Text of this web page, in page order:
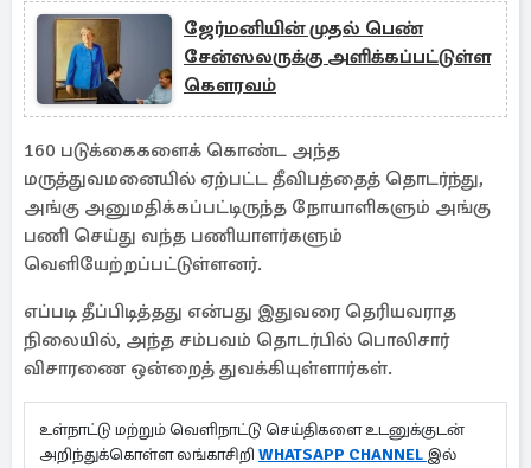
ஜேர்மனியின் முதல் பெண்
சேன்ஸலருக்கு அளிக்கப்பட்டுள்ள
கௌரவம்
160 படுக்கைகளைக் கொண்ட அந்த
மருத்துவமனையில் ஏற்பட்ட தீவிபத்தைத் தொடர்ந்து,
அங்கு அனுமதிக்கப்பட்டிருந்த நோயாளிகளும் அங்கு
பணி செய்து வந்த பணியாளர்களும்
வெளியேற்றப்பட்டுள்ளனர்.
எப்படி தீப்பிடித்தது என்பது இதுவரை தெரியவராத
நிலையில், அந்த சம்பவம் தொடர்பில் பொலிசார்
விசாரணை ஒன்றைத் துவக்கியுள்ளார்கள்.
உள்நாட்டு மற்றும் வெளிநாட்டு செய்திகளை உடனுக்குடன்
அறிந்துக்கொள்ள லங்காசிறி WHATSAPP CHANNEL இல்